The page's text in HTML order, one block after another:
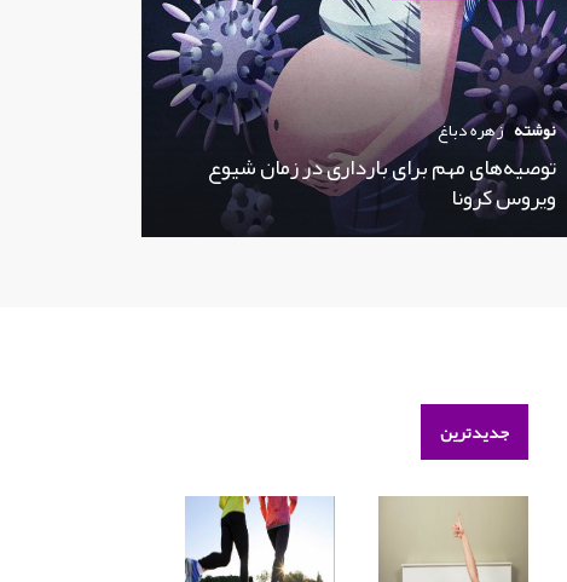
نوشته زهره دباغ
توصیه‌های مهم برای بارداری در زمان شیوع
ویروس کرونا
جدیدترین